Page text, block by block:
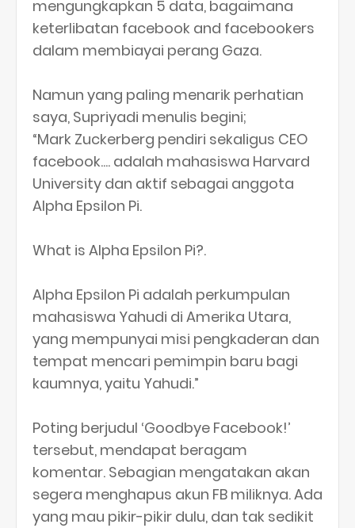
mengungkapkan 5 data, bagaimana
keterlibatan facebook and facebookers
dalam membiayai perang Gaza.
Namun yang paling menarik perhatian
saya, Supriyadi menulis begini;
“Mark Zuckerberg pendiri sekaligus CEO
facebook.... adalah mahasiswa Harvard
University dan aktif sebagai anggota
Alpha Epsilon Pi.
What is Alpha Epsilon Pi?.
Alpha Epsilon Pi adalah perkumpulan
mahasiswa Yahudi di Amerika Utara,
yang mempunyai misi pengkaderan dan
tempat mencari pemimpin baru bagi
kaumnya, yaitu Yahudi.”
Poting berjudul ‘Goodbye Facebook!’
tersebut, mendapat beragam
komentar. Sebagian mengatakan akan
segera menghapus akun FB miliknya. Ada
yang mau pikir-pikir dulu, dan tak sedikit